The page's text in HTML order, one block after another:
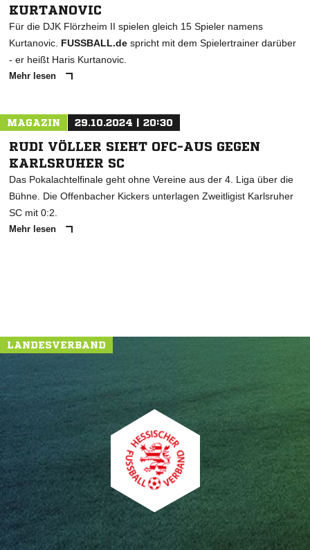
KURTANOVIC
Für die DJK Flörzheim II spielen gleich 15 Spieler namens
Kurtanovic. FUSSBALL.de spricht mit dem Spielertrainer darüber
- er heißt Haris Kurtanovic.
Mehr lesen
MAGAZIN 29.10.2024 | 20:30
RUDI VÖLLER SIEHT OFC-AUS GEGEN
KARLSRUHER SC
Das Pokalachtelfinale geht ohne Vereine aus der 4. Liga über die
Bühne. Die Offenbacher Kickers unterlagen Zweitligist Karlsruher
SC mit 0:2.
Mehr lesen
LANDESVERBAND